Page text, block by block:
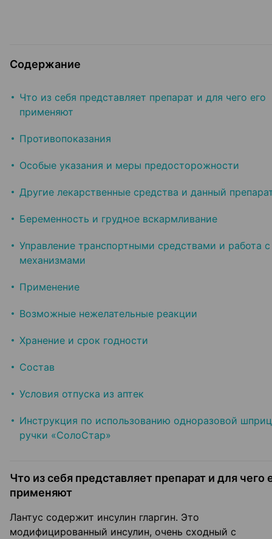
Содержание
Что из себя представляет препарат и для чего его
применяют
Противопоказания
Особые указания и меры предосторожности
Другие лекарственные средства и данный
Беременность и грудное вскармливание
Управление транспортными средствами и работа с
механизмами
Применение
Возможные нежелательные реакции
Хранение и срок годности
Состав
Условия отпуска из аптек
Инструкция по использованию одноразовой
ручки «СолоСтар»
Что из себя представляет препарат и для чего
применяют
Лантус содержит инсулин гларгин. Это
модифицированный инсулин, очень сходный с